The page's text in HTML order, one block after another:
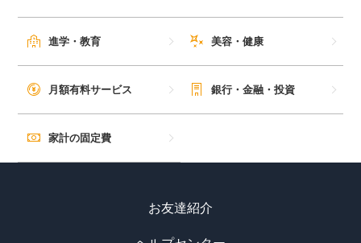
進学・教育 美容・健康
月額有料サービス 銀行・金融・投資
家計の固定費
お友達紹介